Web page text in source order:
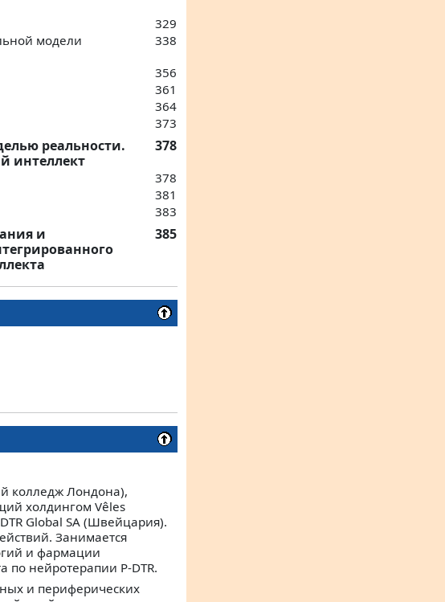
329
модели
338
356
361
364
373
реальности.
интеллект
378
378
381
383
и
385
колледж Лондона),
холдингом Vêles
Global SA (Швейцария).
Занимается
и фармации
по нейротерапии P-DTR.
и периферических